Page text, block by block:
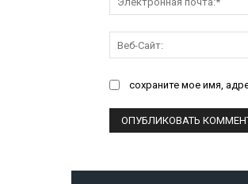
сохраните мое имя,